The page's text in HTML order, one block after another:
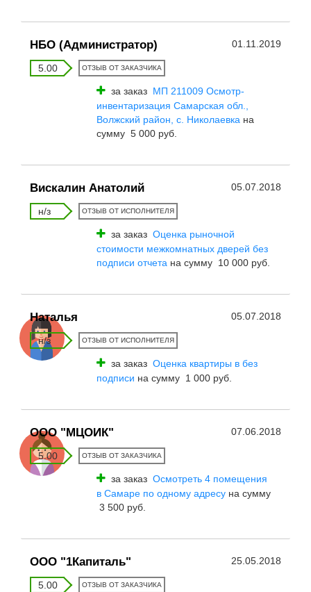
НБО (Администратор) 01.11.2019
5.00 ОТЗЫВ ОТ ЗАКАЗЧИКА
за заказ МП 211009 Осмотр-
инвентаризация Самарская обл.,
Волжский район, с. Николаевка на
сумму 5 000 руб.
Вискалин Анатолий 05.07.2018
н/з ОТЗЫВ ОТ ИСПОЛНИТЕЛЯ
за заказ Оценка рыночной
стоимости межкомнатных дверей без
подписи отчета на сумму 10 000 руб.
Наталья 05.07.2018
н/з ОТЗЫВ ОТ ИСПОЛНИТЕЛЯ
за заказ Оценка квартиры в без
подписи на сумму 1 000 руб.
ООО "МЦОИК" 07.06.2018
5.00 ОТЗЫВ ОТ ЗАКАЗЧИКА
за заказ Осмотреть 4 помещения
в Самаре по одному адресу на сумму
3 500 руб.
ООО "1Капиталь" 25.05.2018
5.00 ОТЗЫВ ОТ ЗАКАЗЧИКА